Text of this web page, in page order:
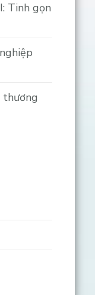
Tinh gọn
thương